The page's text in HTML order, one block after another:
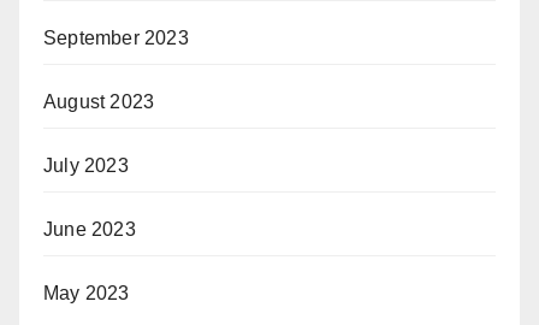
September 2023
August 2023
July 2023
June 2023
May 2023